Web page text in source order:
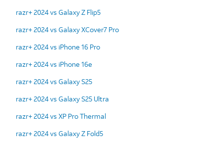
razr+ 2024 vs Galaxy Z Flip5
razr+ 2024 vs Galaxy XCover7 Pro
razr+ 2024 vs iPhone 16 Pro
razr+ 2024 vs iPhone 16e
razr+ 2024 vs Galaxy S25
razr+ 2024 vs Galaxy S25 Ultra
razr+ 2024 vs XP Pro Thermal
razr+ 2024 vs Galaxy Z Fold5